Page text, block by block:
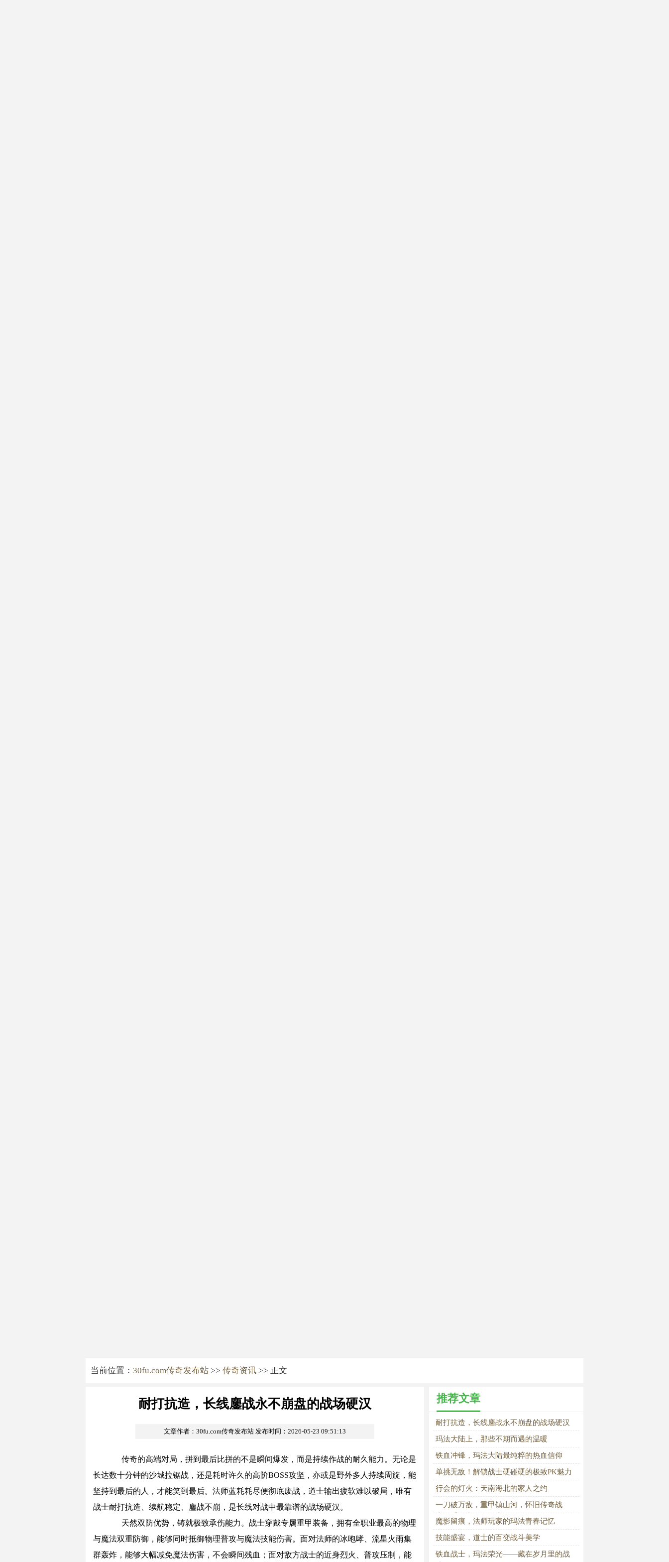
当前位置： 30fu.com传奇发布站 >> 传奇资讯 >> 正文
耐打抗造，长线鏖战永不崩盘的战场硬汉
文章作者：30fu.com传奇发布站 发布时间：2026-05-23 09:51:13
传奇的高端对局，拼到最后比拼的不是瞬间爆发，而是持续作战的耐久能力。无论是
长达数十分钟的沙城拉锯战，还是耗时许久的高阶BOSS攻坚，亦或是野外多人持续周旋，能
坚持到最后的人，才能笑到最后。法师蓝耗耗尽便彻底废战，道士输出疲软难以破局，唯有
战士耐打抗造、续航稳定、鏖战不崩，是长线对战中最靠谱的战场硬汉。
天然双防优势，铸就极致承伤能力。战士穿戴专属重甲装备，拥有全职业最高的物理
与魔法双重防御，能够同时抵御物理普攻与魔法技能伤害。面对法师的冰咆哮、流星火雨集
群轰炸，能够大幅减免魔法伤害，不会瞬间残血；面对敌方战士的近身烈火、普攻压制，能
推荐文章
耐打抗造，长线鏖战永不崩盘的战场硬汉
玛法大陆上，那些不期而遇的温暖
铁血冲锋，玛法大陆最纯粹的热血信仰
单挑无敌！解锁战士硬碰硬的极致PK魅力
行会的灯火：天南海北的家人之约
一刀破万敌，重甲镇山河，怀旧传奇战
士，重回当年热血巅峰
魔影留痕，法师玩家的玛法青春记忆
技能盛宴，道士的百变战斗美学
铁血战士，玛法荣光——藏在岁月里的战